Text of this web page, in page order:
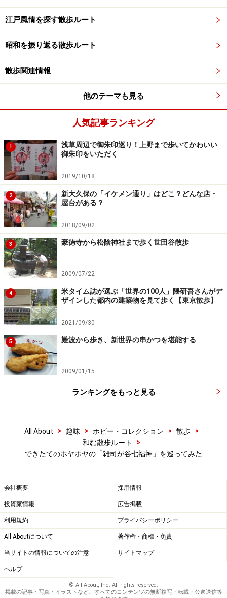
江戸風情を探す散歩ルート
昭和を振り返る散歩ルート
散歩関連情報
他のテーマも見る
人気記事ランキング
1
浅草周辺で御朱印巡り！上野まで歩いてかわいい
御朱印をいただく
2019/10/18
2
新大久保の「イケメン通り」はどこ？どんな店・
屋台がある？
2018/09/02
3 豪徳寺から松陰神社まで歩く世田谷散歩
2009/07/22
4
米タイム誌が選ぶ「世界の100人」隈研吾さんがデ
ザインした都内の建築物を見て歩く【東京散歩】
2021/09/30
5 難波から歩き、新世界の串かつを堪能する
2009/01/15
ランキングをもっと見る
All About > 趣味 > ホビー・コレクション > 散歩
>
和む散歩ルート
>
できたてのホヤホヤの「雑司が谷七福神」を巡ってみた
会社概要 採用情報
投資家情報 広告掲載
利用規約 プライバシーポリシー
All Aboutについて 著作権・商標・免責
当サイトの情報についての注意 サイトマップ
ヘルプ
© All About, Inc. All rights reserved.
掲載の記事・写真・イラストなど、すべてのコンテンツの無断複写・転載・公衆送信等